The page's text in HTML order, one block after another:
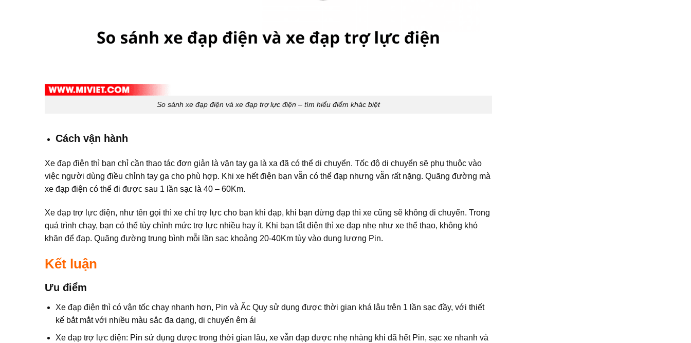
So sánh xe đạp điện và xe đạp trợ lực điện – tìm hiểu điểm khác biệt
Cách vận hành
Xe đạp điện thì bạn chỉ cần thao tác đơn giản là vặn tay ga là xa đã có thể di chuyển. Tốc độ di chuyển sẽ phụ thuộc vào
việc người dùng điều chỉnh tay ga cho phù hợp. Khi xe hết điện bạn vẫn có thể đạp nhưng vẫn rất nặng. Quãng đường mà
xe đạp điện có thể đi được sau 1 lần sạc là 40 – 60Km.
Xe đạp trợ lực điện, như tên gọi thì xe chỉ trợ lực cho bạn khi đạp, khi bạn dừng đạp thì xe cũng sẽ không di chuyển. Trong
quá trình chạy, bạn có thể tùy chỉnh mức trợ lực nhiều hay ít. Khi bạn tắt điện thì xe đạp nhẹ như xe thể thao, không khó
khăn để đạp. Quãng đường trung bình mỗi lần sạc khoảng 20-40Km tùy vào dung lượng Pin.
Kết luận
Ưu điểm
Xe đạp điện thì có vận tốc chạy nhanh hơn, Pin và Ắc Quy sử dụng được thời gian khá lâu trên 1 lần sạc đầy, với thiết
kế bắt mắt với nhiều màu sắc đa dạng, di chuyển êm ái
Xe đạp trợ lực điện: Pin sử dụng được trong thời gian lâu, xe vẫn đạp được nhẹ nhàng khi đã hết Pin, sạc xe nhanh và